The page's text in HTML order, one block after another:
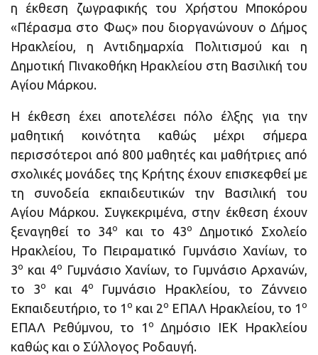
η έκθεση ζωγραφικής του Χρήστου Μποκόρου
«Πέρασμα στο Φως» που διοργανώνουν ο Δήμος
Ηρακλείου, η Αντιδημαρχία Πολιτισμού και η
Δημοτική Πινακοθήκη Ηρακλείου στη Βασιλική του
Αγίου Μάρκου.
Η έκθεση έχει αποτελέσει πόλο έλξης για την
μαθητική κοινότητα καθώς μέχρι σήμερα
περισσότεροι από 800 μαθητές και μαθήτριες από
σχολικές μονάδες της Κρήτης έχουν επισκεφθεί με
τη συνοδεία εκπαιδευτικών την Βασιλική του
Αγίου Μάρκου. Συγκεκριμένα, στην έκθεση έχουν
ξεναγηθεί το 34ο και το 43ο
Δημοτικό Σχολείο
Ηρακλείου, Το Πειραματικό Γυμνάσιο Χανίων, το
3ο και 4ο Γυμνάσιο Χανίων, το Γυμνάσιο Αρχανών,
το 3ο και 4ο
Γυμνάσιο Ηρακλείου, το Ζάννειο
Εκπαιδευτήριο, το 1ο και 2ο ΕΠΑΛ Ηρακλείου, το 1ο
ΕΠΑΛ Ρεθύμνου, το 1ο
Δημόσιο ΙΕΚ Ηρακλείου
καθώς και ο Σύλλογος Ροδαυγή.